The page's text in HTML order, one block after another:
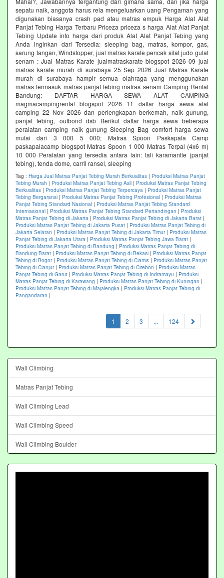
sepatu naik, anggota harus rela mengeluarkan uang Pengaman yang
digunakan biasanya crash pad atau matras empuk Harga Alat Alat
Panjat Tebing Harga Terbaru Priceza priceza s harga Alat Alat Panjat
Tebing Update info harga dari produk Alat Alat Panjat Tebing yang
Anda inginkan dari Tersedia: sleeping bag, matras, kompor, gas,
sarung tangan, Windstopper, jual matras karate pencak silat judo gulat
senam : Jual Matras Karate jualmatraskarate blogspot 2026 09 jual
matras karate murah di surabaya 25 Sep 2026 Jual Matras Karate
murah di surabaya hampir semua olahraga yang menggunakan
matras termasuk matras panjat tebing matras senam Camping Rental
Bandung: DAFTAR HARGA SEWA ALAT CAMPING
magmacampingrental blogspot 2026 11 daftar harga sewa alat
camping 22 Nov 2026 dan perlengkapan berkemah, naik gunung,
panjat tebing, outbond dsb Berikut daftar harga sewa beberapa
peralatan camping naik gunung Sleeping Bag comfort harga sewa
mulai dari 3 000 5 000; Matras Spoon Paskapala Camp
paskapalacamp blogspot Matras Spoon 1 000 Matras Terpal (4x6 m)
10 000 Peralatan yang tersedia antara lain: tali karamantle (panjat
tebing), tenda dome, carril ransel, sleeping
Tag : Harga Jual Matras Panjat Tebing Murah Berkualitas | Produksi Matras Panjat
Tebing Murah | Produksi Matras Panjat Tebing Asli | Produksi Matras Panjat Tebing
Berkualitas | Produksi Matras Panjat Tebing Terpercaya | Produksi Matras Panjat
Tebing Bergaransi | Produksi Matras Panjat Tebing Profesional | Produksi Matras
Panjat Tebing Standard Nasional | Produksi Matras Panjat Tebing Standard
Internasional | Produksi Matras Panjat Tebing Standard Pertandingan | Produksi
Matras Panjat Tebing di Jakarta | Produksi Matras Panjat Tebing di Jakarta Barat |
Produksi Matras Panjat Tebing di Jakarta Pusat | Produksi Matras Panjat Tebing di
Jakarta Selatan | Produksi Matras Panjat Tebing di Jakarta Timur| Produksi Matras
Panjat Tebing di Jakarta Utara | Produksi Matras Panjat Tebing Jawa Barat |
Produksi Matras Panjat Tebing di Bandung | Produksi Matras Panjat Tebing di
Bandung Barat | Produksi Matras Panjat Tebing di Bekasi | Produksi Matras Panjat
Tebing di Bogor| Produksi Matras Panjat Tebing di Ciamis | Produksi Matras Panjat
Tebing di Cianjur| Produksi Matras Panjat Tebing di Cirebon | Produksi Matras
Panjat Tebing di Garut | Produksi Matras Panjat Tebing di Indramayu | Produksi
Matras Panjat Tebing di Karawang | Produksi Matras Panjat Tebing di Kuningan |
Produksi Matras Panjat Tebing di Majalengka | Produksi Matras Panjat Tebing di
Pangandaran |
1 (current)
2 3 ... 124
Wall Climbing
Matras Panjat Tebing
Wall Climbing Lead
Wall Climbing Speed
Wall Climbing Boulder